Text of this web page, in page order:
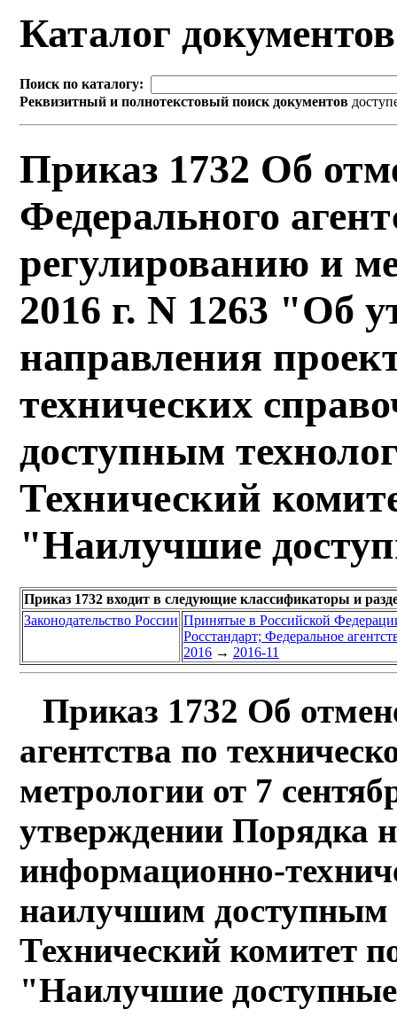
Каталог
Поиск по каталогу:
Реквизитный и полнотекстовый поиск документов
Приказ 1732 Об
Федерального
регулированию и
2016 г. N 1263 "Об
направления
технических
доступным
Технический
"Наилучшие
Приказ 1732 входит в следующие классификаторы и
Законодательство России Принятые в Российской
Росстандарт; Федеральное
2016 → 2016-11
Приказ 1732 Об
агентства по
метрологии от 7
утверждении Порядка
информационно-
наилучшим доступным
Технический комитет
"Наилучшие